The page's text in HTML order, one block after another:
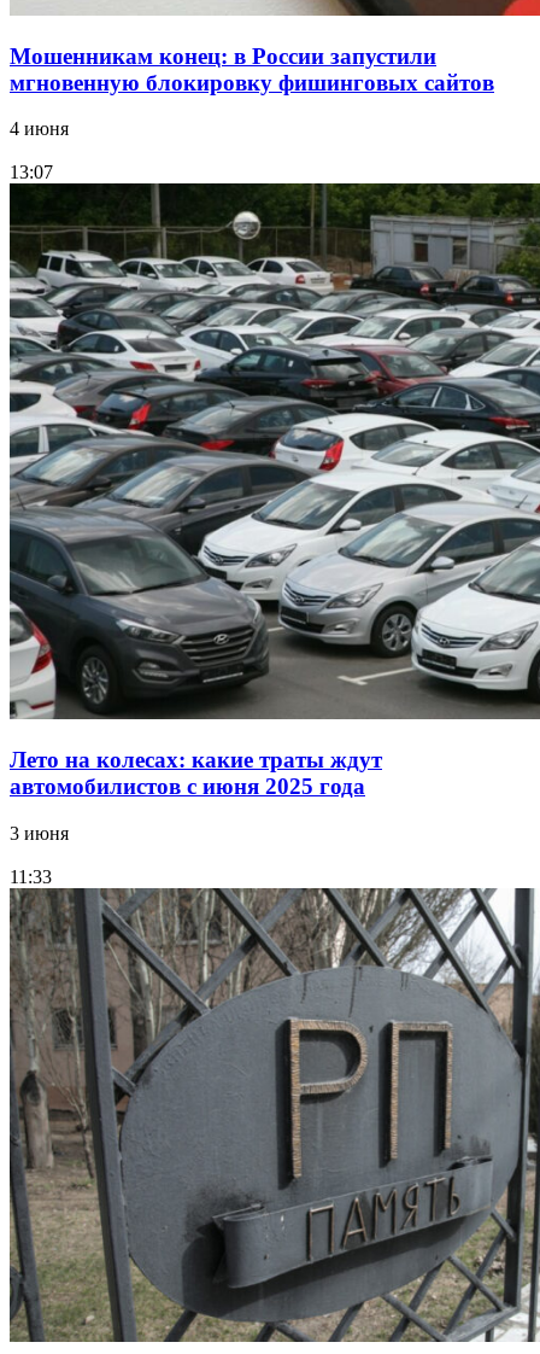
Мошенникам конец: в России запустили
мгновенную блокировку фишинговых сайтов
4 июня
13:07
Лето на колесах: какие траты ждут
автомобилистов с июня 2025 года
3 июня
11:33